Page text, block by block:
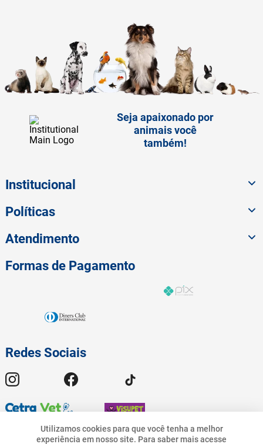
Utilizamos cookies para que você tenha a melhor
experiência em nosso site. Para saber mais acesse
Seja apaixonado por
animais você
também!
Institucional
Políticas
Atendimento
Redes Sociais
Formas de Pagamento